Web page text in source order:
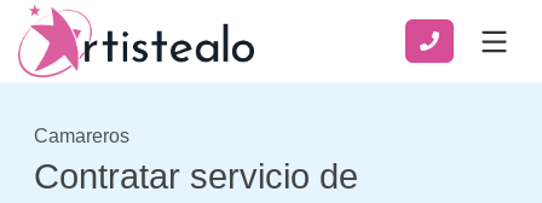
Camareros
Contratar servicio de